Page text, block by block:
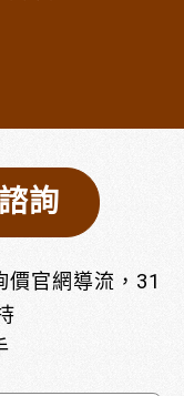
詢
價官網導流，31